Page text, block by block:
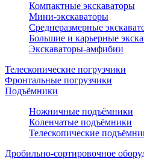
Компактные экскаваторы
Мини-экскаваторы
Среднеразмерные
Большие и карьерные
Экскаваторы-амфибии
Телескопические погрузчики
Фронтальные погрузчики
Подъёмники
Ножничные подъёмники
Коленчатые подъёмники
Телескопические
Дробильно-сортировочное